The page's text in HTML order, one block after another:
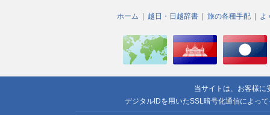
ホーム 越日・日越辞書 旅の各種手配 よ
当サイトは、お客様に
デジタルIDを用いたSSL暗号化通信によっ